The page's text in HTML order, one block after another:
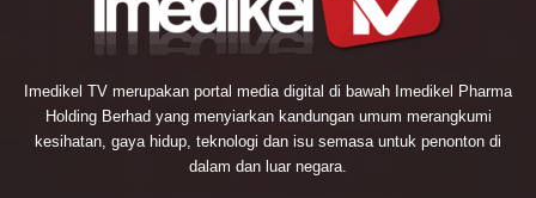
Imedikel TV merupakan portal media digital di bawah Imedikel Pharma
Holding Berhad yang menyiarkan kandungan umum merangkumi
kesihatan, gaya hidup, teknologi dan isu semasa untuk penonton di
dalam dan luar negara.